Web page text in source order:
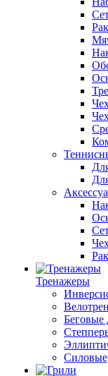
Тренажеры
Беговые